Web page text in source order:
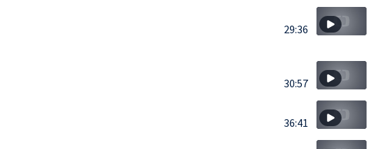
29:36
30:57
36:41